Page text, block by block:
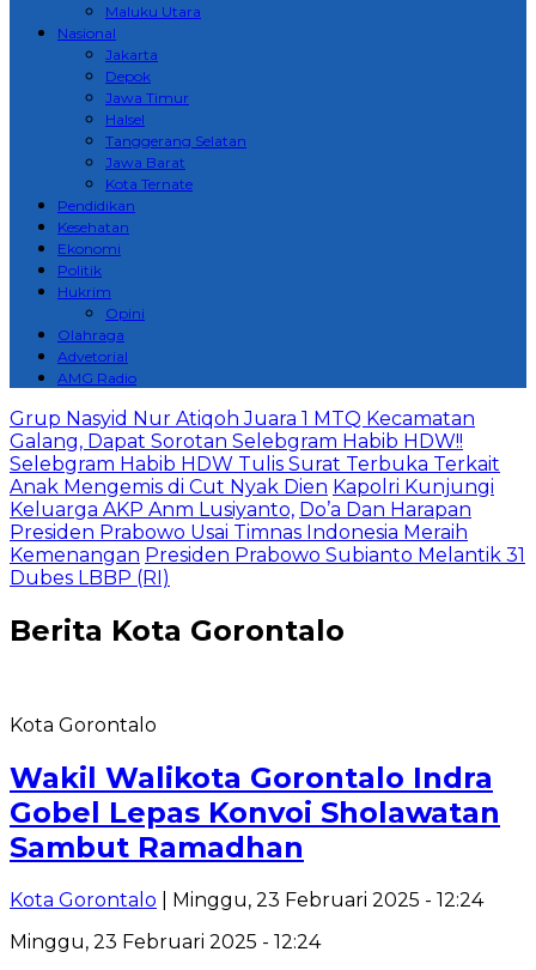
Maluku Utara
Nasional
Jakarta
Depok
Jawa Timur
Halsel
Tanggerang Selatan
Jawa Barat
Kota Ternate
Pendidikan
Kesehatan
Ekonomi
Politik
Hukrim
Opini
Olahraga
Advetorial
AMG Radio
Grup Nasyid Nur Atiqoh Juara 1 MTQ Kecamatan
Galang, Dapat Sorotan Selebgram Habib HDW!!
Selebgram Habib HDW Tulis Surat Terbuka Terkait
Anak Mengemis di Cut Nyak Dien Kapolri Kunjungi
Keluarga AKP Anm Lusiyanto, Do’a Dan Harapan
Presiden Prabowo Usai Timnas Indonesia Meraih
Kemenangan Presiden Prabowo Subianto Melantik 31
Dubes LBBP (RI)
Berita Kota Gorontalo
Kota Gorontalo
Wakil Walikota Gorontalo Indra
Gobel Lepas Konvoi Sholawatan
Sambut Ramadhan
Kota Gorontalo | Minggu, 23 Februari 2025 - 12:24
Minggu, 23 Februari 2025 - 12:24